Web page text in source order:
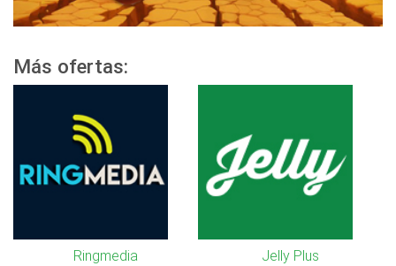
Más ofertas:
Ringmedia Jelly Plus